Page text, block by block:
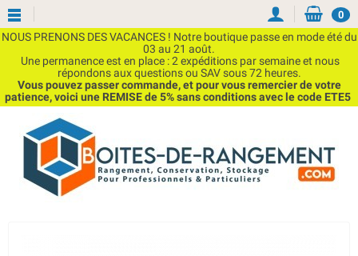
NOUS PRENONS DES VACANCES ! Notre boutique passe en mode été du
03 au 21 août.
Une permanence est en place : 2 expéditions par semaine et nous
répondons aux questions ou SAV sous 72 heures.
Vous pouvez passer commande, et pour vous remercier de votre
patience, voici une REMISE de 5% sans conditions avec le code ETE5
0